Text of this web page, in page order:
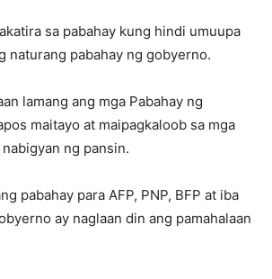
sa pabahay kung hindi umuupa
naturang pabahay ng gobyerno.
lamang ang mga Pabahay ng
maitayo at maipagkaloob sa mga
ng pansin.
pabahay para AFP, PNP, BFP at iba
ay naglaan din ang pamahalaan